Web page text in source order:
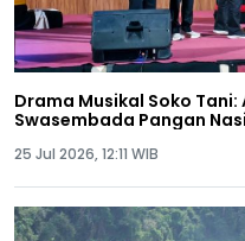
Drama Musikal Soko
Swasembada Pangan
25 Jul 2026, 12:11 WIB